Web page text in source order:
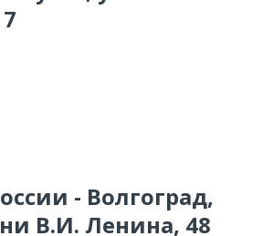
- Волгоград,
В.И. Ленина, 48